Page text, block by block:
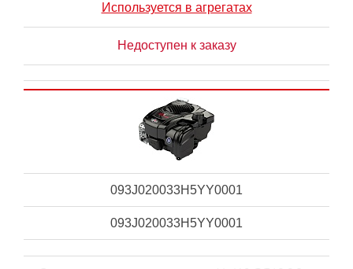
Используется в агрегатах
Недоступен к заказу
093J020033H5YY0001
093J020033H5YY0001